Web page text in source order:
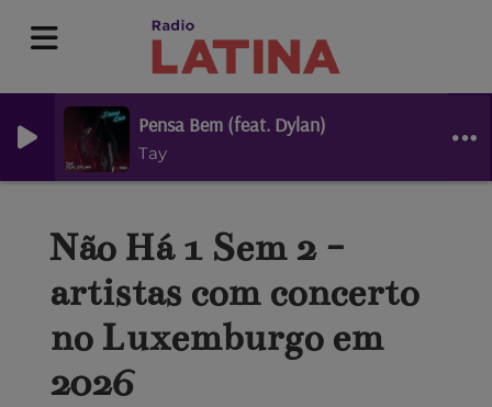
Pensa Bem (feat. Dylan)
Tay
Não Há 1 Sem 2 -
artistas com concerto
no Luxemburgo em
2026